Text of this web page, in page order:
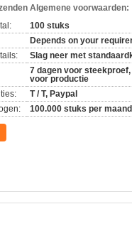
Algemene voorwaarden:
100 stuks
Depends on your
Slag neer met
7 dagen voor steekproef,
voor productie
T / T, Paypal
100.000 stuks per maand